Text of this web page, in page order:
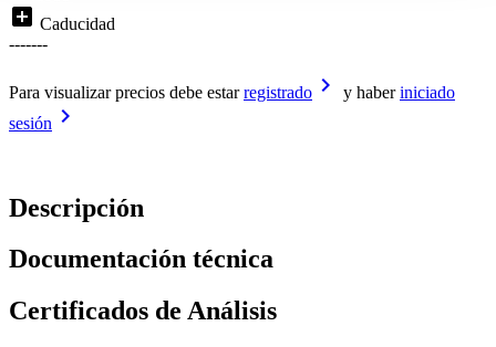
add_box Caducidad
-------
Para visualizar precios debe estarregistrado keyboard_arrow_right y haberiniciado
sesión keyboard_arrow_right
Descripción
Documentación técnica
Certificados de Análisis